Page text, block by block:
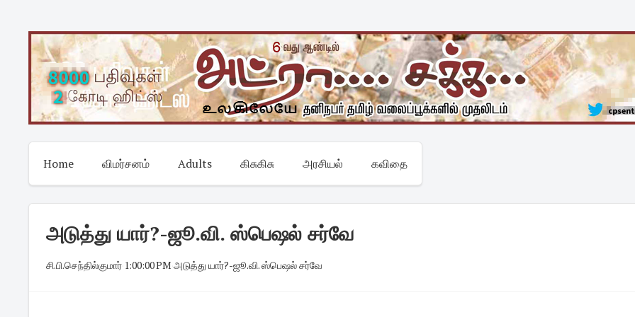
content
Home விமர்சனம் Adults கிசுகிசு அரசியல் கவிதை
அடுத்து யார்?-ஜூ.வி. ஸ்பெஷல் சர்வே
சி.பி.செந்தில்குமார் 1:00:00 PM ·அடுத்து யார்?-ஜூ.வி. ஸ்பெஷல் சர்வே